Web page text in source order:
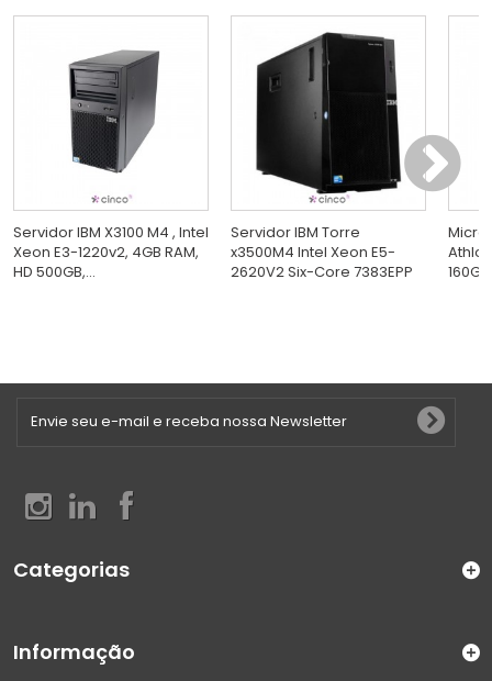
Servidor IBM X3100 M4 , Intel
Xeon E3-1220v2, 4GB RAM,
HD 500GB,...
Servidor IBM Torre
x3500M4 Intel Xeon E5-
2620V2 Six-Core 7383EPP
Athlon
Categorias
Informação